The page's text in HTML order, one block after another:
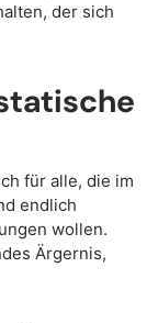
der sich
für alle, die im
endlich
wollen.
Ärgernis,